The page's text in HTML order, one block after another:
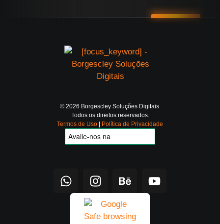
© 2026 Borgescley Soluções Digitais.
Todos os direitos reservados.
Termos de Uso
Política de Privacidade